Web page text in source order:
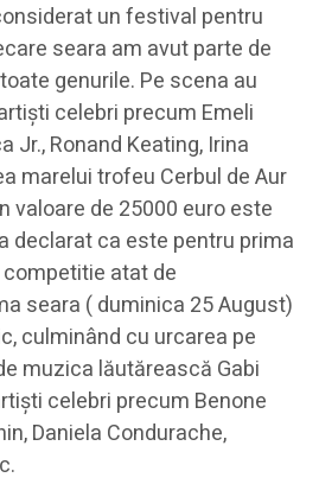
un festival pentru
seara am avut parte de
genurile. Pe scena au
celebri precum Emeli
Jr., Ronand Keating, Irina
marelui trofeu Cerbul de Aur
valoare de 25000 euro este
declarat ca este pentru prima
atat de
seara ( duminica 25 August)
culminând cu urcarea pe
muzica lăutărească Gabi
celebri precum Benone
Daniela Condurache,